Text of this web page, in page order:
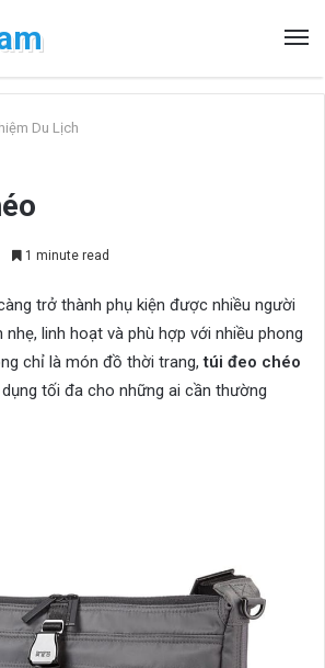
Du Lịch
1 minute read
trở thành phụ kiện được nhiều người
linh hoạt và phù hợp với nhiều phong
chỉ là món đồ thời trang,túi đeo chéo
tối đa cho những ai cần thường